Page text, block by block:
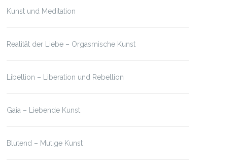
Kunst und Meditation
Realität der Liebe – Orgasmische Kunst
Libellion – Liberation und Rebellion
Gaia – Liebende Kunst
Blütend – Mutige Kunst